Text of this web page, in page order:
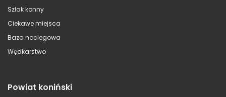
Szlak konny
Ciekawe miejsca
Baza noclegowa
Wędkarstwo
Powiat koniński